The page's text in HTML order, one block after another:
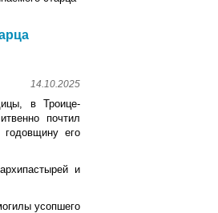
14.10.2025
в Троице-
почтил
годовщину его
и
усопшего